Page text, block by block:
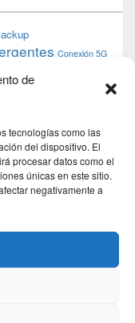
de
tecnologías como las
del dispositivo. El
procesar datos como el
únicas en este sitio.
negativamente a
Conexión 5G
web
iphone
raspberrypi
torrent
Windows